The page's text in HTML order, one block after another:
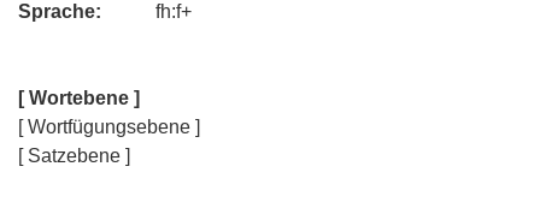
Sprache: fh:f+
[ Wortebene ]
[ Wortfügungsebene ]
[ Satzebene ]